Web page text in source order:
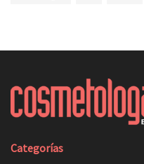
Categorías